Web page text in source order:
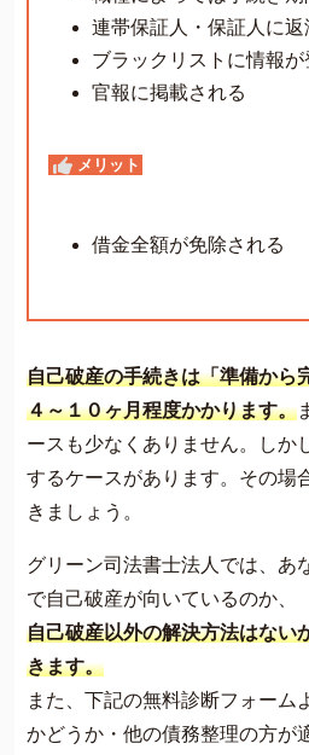
連帯保証人・保証人に
ブラックリストに情報が
官報に掲載される
メリット
借金全額が免除される
自己破産の手続きは「準備から
４～１０ヶ月程度かかります。
ースも少なくありません。しか
するケースがあります。その場
きましょう。
グリーン司法書士法人では、あ
で自己破産が向いているのか、
自己破産以外の解決方法はない
きます。
また、下記の無料診断フォーム
かどうか・他の債務整理の方が